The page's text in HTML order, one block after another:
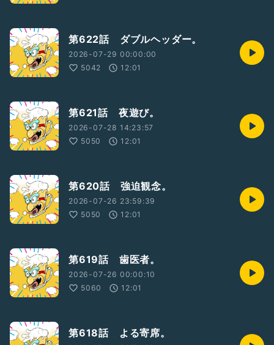
第622話 ダブルヘッダー。
2026-07-29 00:00:00
5042
12:01
第621話 夜遊び。
2026-07-28 14:23:57
5050
12:01
第620話 強迫観念。
2026-07-26 23:59:39
5050
12:01
第619話 歯医者。
2026-07-26 00:00:10
5060
12:01
第618話 よる寄席。